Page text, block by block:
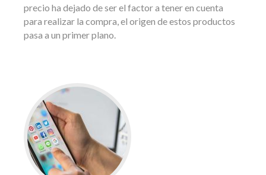
precio ha dejado de ser el factor a tener en cuenta
para realizar la compra, el origen de estos productos
pasa a un primer plano.